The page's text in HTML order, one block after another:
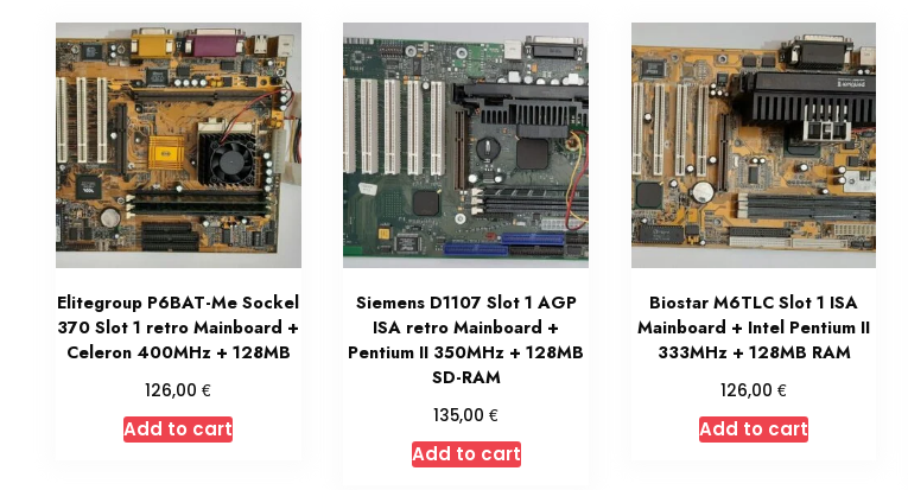
Elitegroup P6BAT-Me Sockel
370 Slot 1 retro Mainboard +
Celeron 400MHz + 128MB
126,00€
Add to cart
Siemens D1107 Slot 1 AGP
ISA retro Mainboard +
Pentium II 350MHz + 128MB
SD-RAM
135,00€
Add to cart
Biostar M6TLC Slot 1 ISA
Mainboard + Intel Pentium II
333MHz + 128MB RAM
126,00€
Add to cart